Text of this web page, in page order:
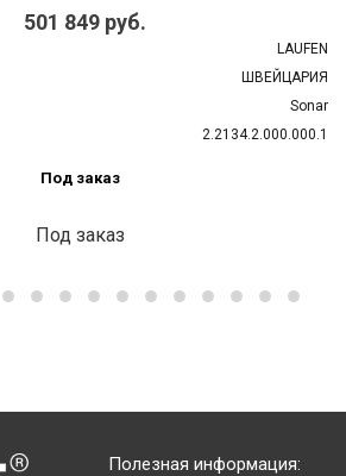
501 849 руб.
LAUFEN
ШВЕЙЦАРИЯ
Sonar
2.2134.2.000.000.1
Под заказ
Под заказ
Полезная информация: